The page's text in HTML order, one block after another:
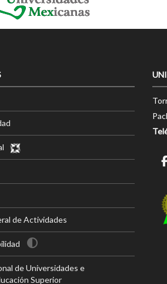
de Actividades
de Universidades e
Superior